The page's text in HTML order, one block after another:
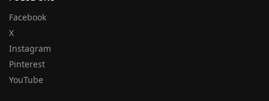
Facebook
X
Instagram
Pinterest
YouTube